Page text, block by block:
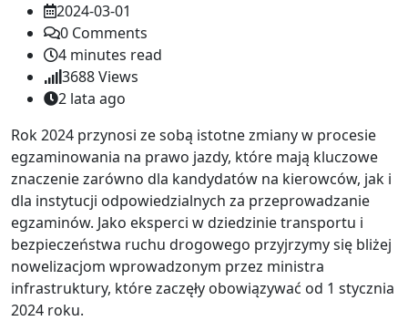
2024-03-01
0 Comments
4 minutes read
3688Views
2 lata ago
Rok 2024 przynosi ze sobą istotne zmiany w procesie
egzaminowania na prawo jazdy, które mają kluczowe
znaczenie zarówno dla kandydatów na kierowców, jak i
dla instytucji odpowiedzialnych za przeprowadzanie
egzaminów. Jako eksperci w dziedzinie transportu i
bezpieczeństwa ruchu drogowego przyjrzymy się bliżej
nowelizacjom wprowadzonym przez ministra
infrastruktury, które zaczęły obowiązywać od 1 stycznia
2024 roku.